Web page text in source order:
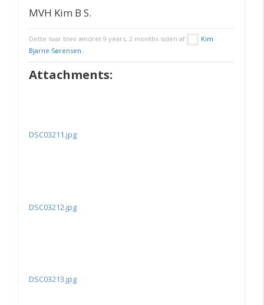
MVH Kim B S.
Dette svar blev ændret 9 years, 2 months siden af
Kim
Bjarne Sørensen.
Attachments:
DSC03211.jpg
DSC03212.jpg
DSC03213.jpg